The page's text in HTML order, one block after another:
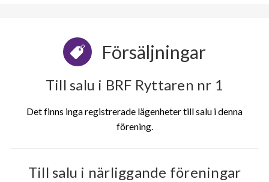
Försäljningar
Till salu i BRF Ryttaren nr 1
Det finns inga registrerade lägenheter till salu i denna
förening.
Till salu i närliggande föreningar